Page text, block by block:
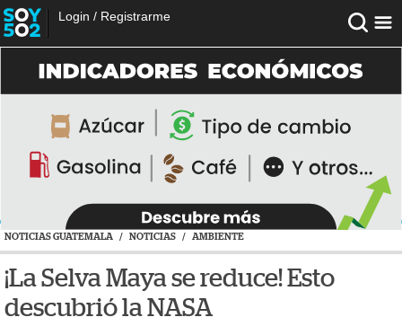
Login / Registrarme
NOTICIAS GUATEMALA / NOTICIAS / AMBIENTE
¡La Selva Maya se reduce! Esto
descubrió la NASA